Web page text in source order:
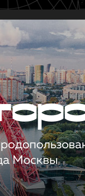
Москвы